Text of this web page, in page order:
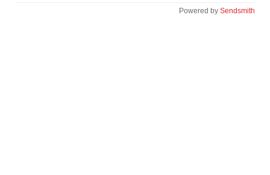
Powered by Sendsmith